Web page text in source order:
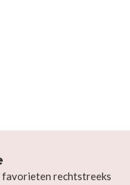
favorieten rechtstreeks